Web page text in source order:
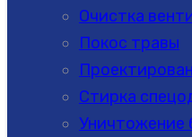
Очистка
Покос травы
Стирка
Уничтожение